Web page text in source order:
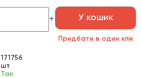
У кошик
Придбати в один клік
171756
шт
Так